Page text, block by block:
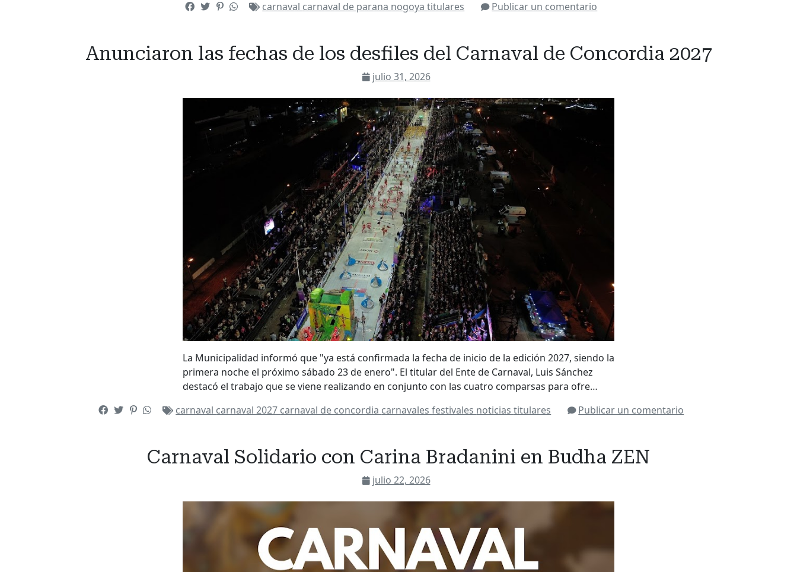
carnaval carnaval de parana nogoyatitulares Publicar un comentario
Anunciaron las fechas de los desfiles del Carnaval de Concordia 2027
julio 31, 2026
La Municipalidad informó que "ya está confirmada la fecha de inicio de la edición 2027, siendo la
primera noche el próximo sábado 23 de enero". El titular del Ente de Carnaval, Luis Sánchez
destacó el trabajo que se viene realizando en conjunto con las cuatro comparsas para ofre…
carnaval carnaval 2027 carnaval de concordia carnavalesfestivales noticiastitulares Publicar un comentario
Carnaval Solidario con Carina Bradanini en Budha ZEN
julio 22, 2026